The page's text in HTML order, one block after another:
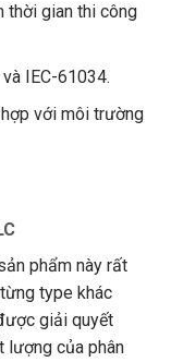
thời gian thi công
IEC-61034.
với môi trường
phẩm này rất
type khác
giải quyết
lượng của phân